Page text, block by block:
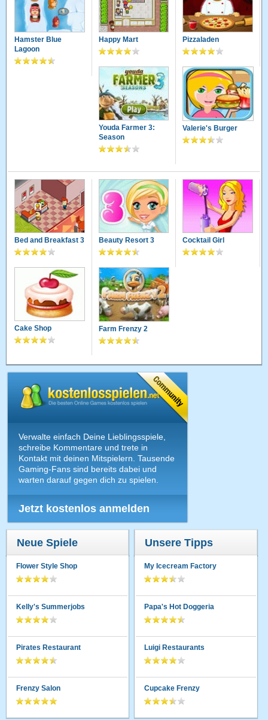
Hamster Blue
Lagoon
Happy Mart Pizzaladen
Youda Farmer 3:
Season
Valerie's Burger
Bed and Breakfast 3 Beauty Resort 3 Cocktail Girl
Cake Shop Farm Frenzy 2
Verwalte einfach Deine Lieblingsspiele,
schreibe Kommentare und trete in
Kontakt mit deinen Mitspielern. Tausende
Gaming-Fans sind bereits dabei und
warten darauf gegen dich zu spielen.
Jetzt kostenlos anmelden
Neue Spiele
Flower Style Shop
Kelly's Summerjobs
Pirates Restaurant
Frenzy Salon
Unsere Tipps
My Icecream Factory
Papa's Hot Doggeria
Luigi Restaurants
Cupcake Frenzy